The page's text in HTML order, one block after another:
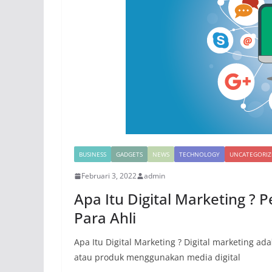
BUSINESS GADGETS NEWS TECHNOLOGY
Februari 3, 2022 admin
Apa Itu Digital Marketing ?
Para Ahli
Apa Itu Digital Marketing ? Digital marketing
atau produk menggunakan media digital